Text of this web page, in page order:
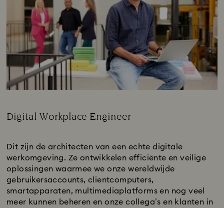
Digital Workplace Engineer
Dit zijn de architecten van een echte digitale
werkomgeving. Ze ontwikkelen efficiënte en veilige
oplossingen waarmee we onze wereldwijde
gebruikersaccounts, clientcomputers,
smartapparaten, multimediaplatforms en nog veel
meer kunnen beheren en onze collega’s en klanten in